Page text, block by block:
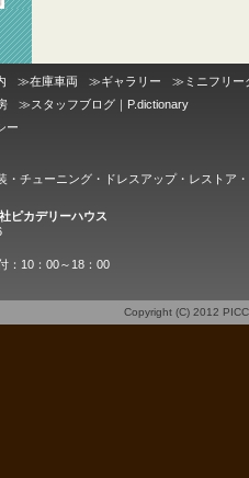
≫在庫車両 ≫ギャラリー ≫ ミニフリー
≫スタッフブログ｜P.dictionary
ー
・チューニング・ドレスアップ・レストア
ピカデリーハウス
：10：00～18：00
Copyright (C) 2012